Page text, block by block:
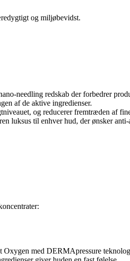
og miljøbevidst.
needling redskab der forbedrer
af de aktive ingredienser.
og reducerer fremtræden af
luksus til enhver hud, der ønsker
Oxygen med DERMApressure